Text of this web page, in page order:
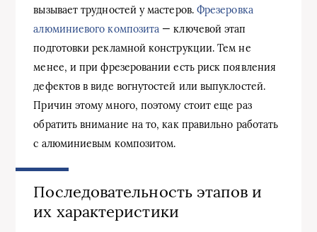
вызывает трудностей у мастеров. Фрезеровка
алюминиевого композита — ключевой этап
подготовки рекламной конструкции. Тем не
менее, и при фрезеровании есть риск появления
дефектов в виде вогнутостей или выпуклостей.
Причин этому много, поэтому стоит еще раз
обратить внимание на то, как правильно работать
с алюминиевым композитом.
Последовательность этапов и
их характеристики